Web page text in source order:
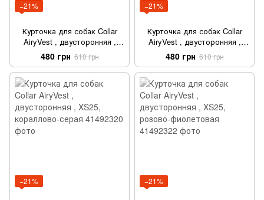
−21%
Курточка для собак Collar
AiryVest , двусторонняя ,
XS25, оранжево-cалатовая
480 грн 610 грн
−21%
Курточка для собак Collar
AiryVest , двусторонняя ,
XS25, желто-cалатовая
480 грн 610 грн
−21% −21%